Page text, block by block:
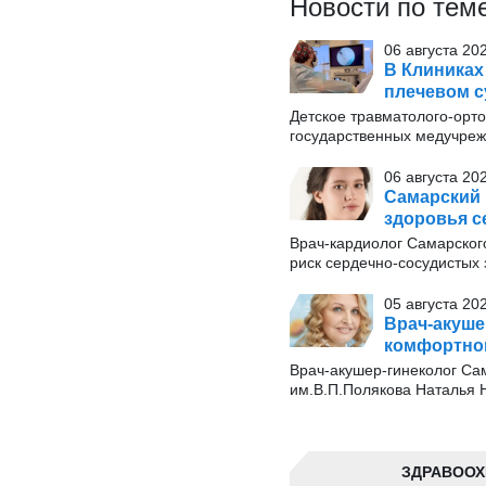
Новости по
06 августа
В
плечевом
Детское травматолого-
государственных
06 августа
Самарский
здоровья
Врач-кардиолог
риск сердечно-
05 августа
Врач-
Врач-акушер-гинеколог
им.В.П.Полякова Наталья